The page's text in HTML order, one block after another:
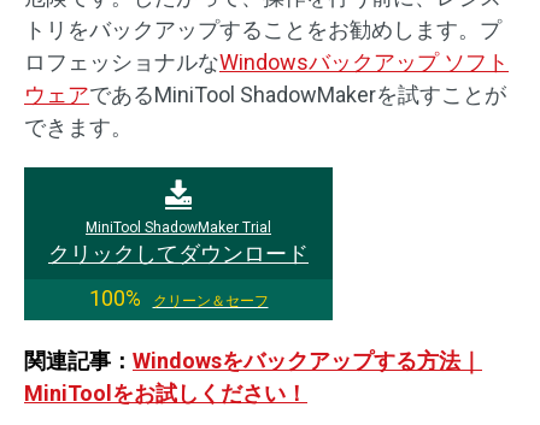
トリをバックアップすることをお勧めします。プ
ロフェッショナルなWindowsバックアップ ソフト
ウェアであるMiniTool ShadowMakerを試すことが
できます。
MiniTool ShadowMaker Trial
クリックしてダウンロード
100%
クリーン＆セーフ
関連記事： Windowsをバックアップする方法｜
MiniToolをお試しください！